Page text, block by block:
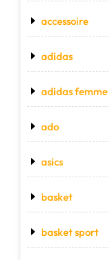
accessoire
adidas
adidas femme
ado
asics
basket
basket sport